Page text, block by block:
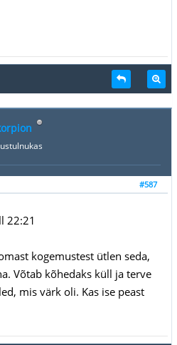
#587
22:21
kogemustest ütlen seda,
Võtab kõhedaks küll ja terve
mis värk oli. Kas ise peast